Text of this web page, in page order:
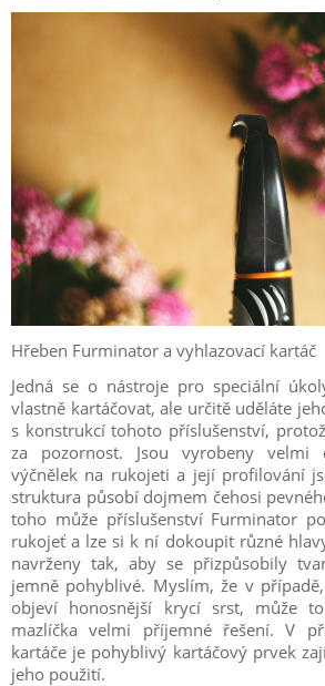
Hřeben Furminator a vyhlazovací kartáč
Jedná se o nástroje pro speciální
vlastně kartáčovat, ale určitě uděláte
s konstrukcí tohoto příslušenství,
za pozornost. Jsou vyrobeny velmi
výčnělek na rukojeti a její profilování
struktura působí dojmem čehosi
toho může příslušenství Furminator
rukojeť a lze si k ní dokoupit různé
navrženy tak, aby se přizpůsobily
jemně pohyblivé. Myslím, že v
objeví honosnější krycí srst, může
mazlíčka velmi příjemné řešení. V
kartáče je pohyblivý kartáčový prvek
jeho použití.